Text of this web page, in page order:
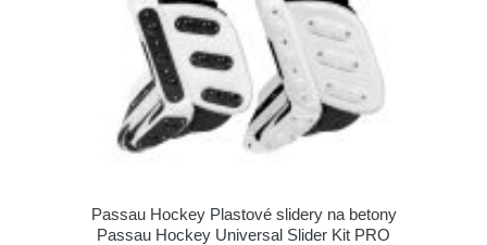
Passau Hockey Plastové slidery na betony
Passau Hockey Universal Slider Kit PRO